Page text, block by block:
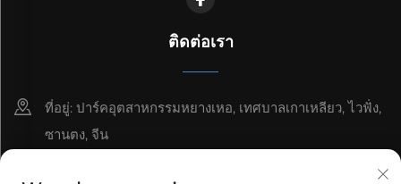
ติดต่อเรา
ที่อยู่: ปาร์คอุตสาหกรรมหยางเหอ, เทศบาลเกาเหลียว, ไวฟั่ง,
ซานตง, จีน